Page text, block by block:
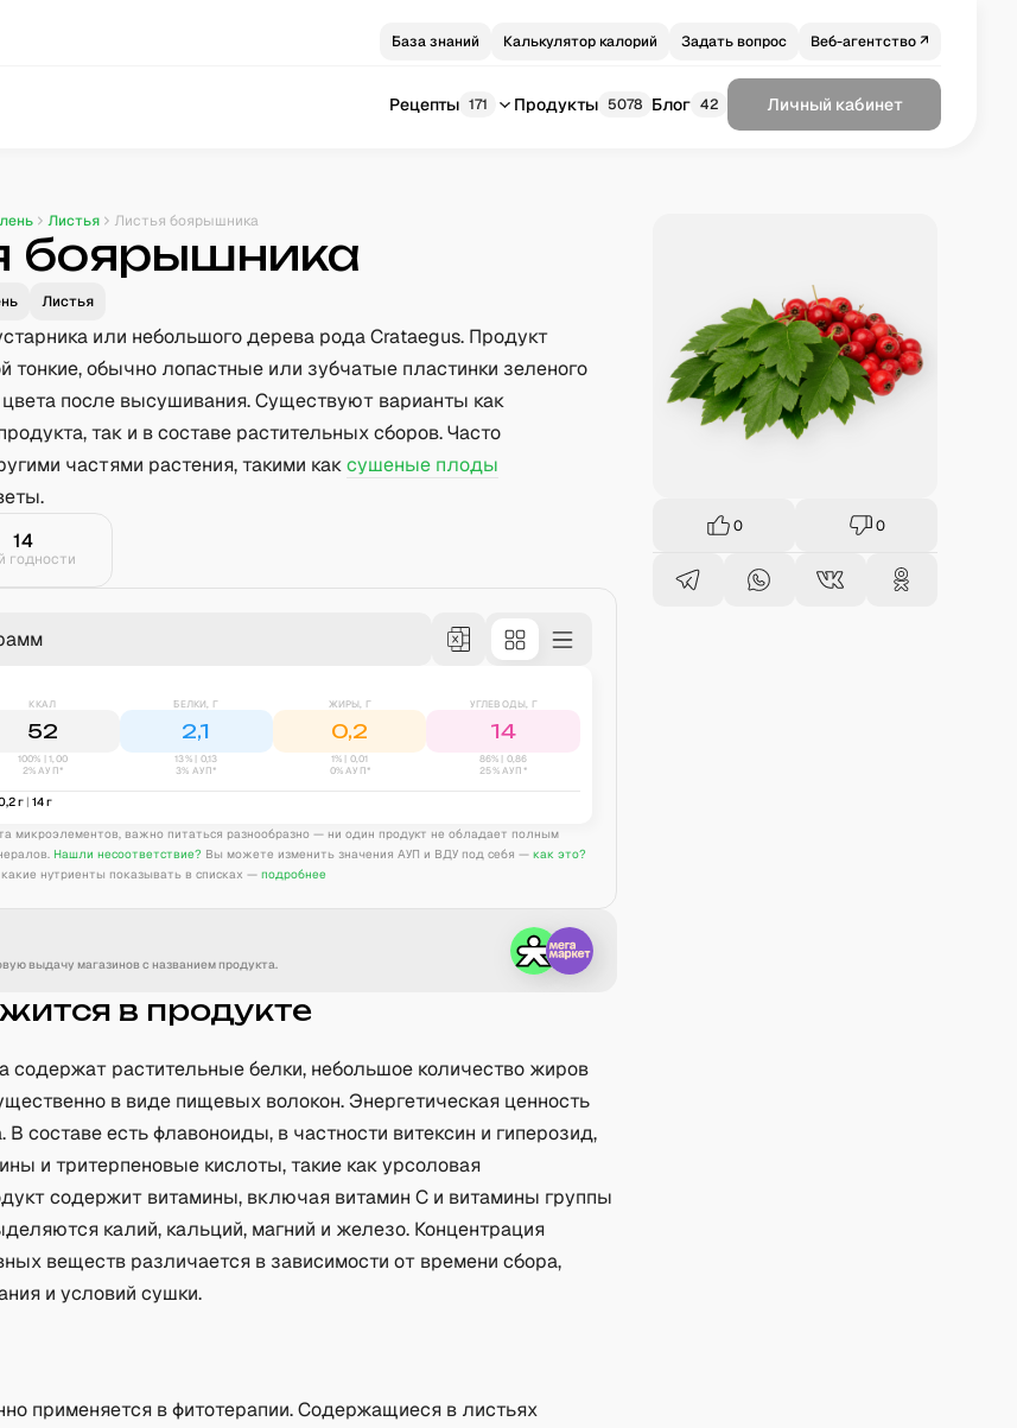
База знаний Калькулятор калорий Задать вопрос Веб-агентство ↗
Рецепты 171 Продукты 5078 Блог 42 Личный кабинет
Листья Листья боярышника
боярышника
Листья
или небольшого дерева рода Crataegus. Продукт
тонкие, обычно лопастные или зубчатые пластинки зеленого
после высушивания. Существуют варианты как
так и в составе растительных сборов. Часто
частями растения, такими каксушеные плоды
14
годности
ККАЛ
52
100% | 1,00
2% АУП*
БЕЛКИ, Г
2,1
13% | 0,13
3% АУП*
ЖИРЫ, Г
0,2
1% | 0,01
0% АУП*
УГЛЕВОДЫ, Г
14
86% | 0,86
25% АУП*
г | 14г
микроэлементов, важно питаться разнообразно — ни один продукт не обладает полным
Нашли несоответствие? Вы можете изменить значения АУП и ВДУ под себя — как это?
нутриенты показывать в списках — подробнее
выдачу магазинов с названием продукта.
в продукте
содержат растительные белки, небольшое количество жиров
в виде пищевых волокон. Энергетическая ценность
В составе есть флавоноиды, в частности витексин и гиперозид,
и тритерпеновые кислоты, такие как урсоловая
содержит витамины, включая витамин C и витамины группы
калий, кальций, магний и железо. Концентрация
веществ различается в зависимости от времени сбора,
и условий сушки.
применяется в фитотерапии. Содержащиеся в листьях
0 0